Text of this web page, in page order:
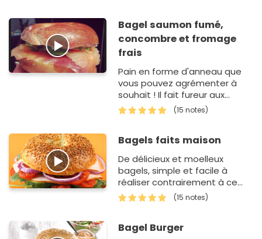
Bagel saumon fumé,
concombre et fromage
frais
Pain en forme d'anneau que
vous pouvez agrémenter à
souhait ! Il fait fureur aux
Etats-Unis.
(15 notes)
Bagels faits maison
De délicieux et moelleux
bagels, simple et facile à
réaliser contrairement à ce
qu'on peut penser !
(15 notes)
Bagel Burger